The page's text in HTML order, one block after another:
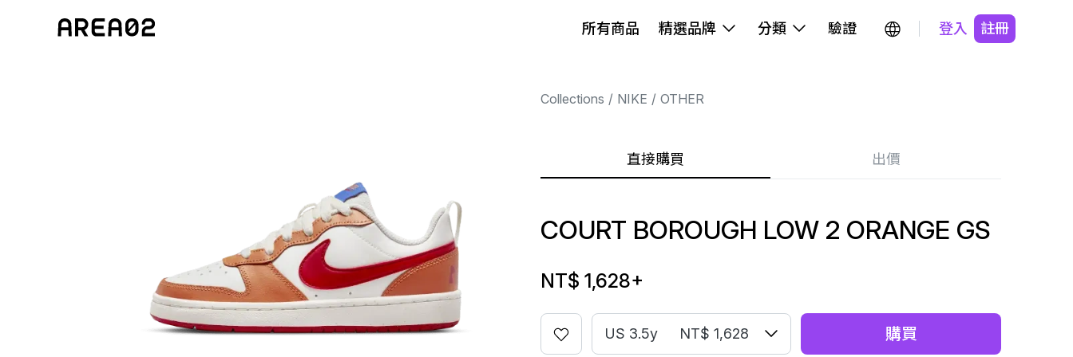
所有商品 精選品牌 分類 驗證 登入 註冊
Collections NIKE OTHER
直接購買 出價
COURT BOROUGH LOW 2 ORANGE GS
NT$ 1,628+
US 3.5y NT$ 1,628 購買